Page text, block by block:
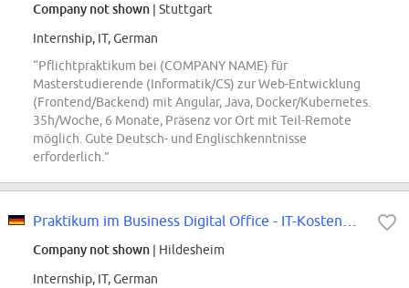
Company not shown | Stuttgart
Internship, IT, German
“Pflichtpraktikum bei (COMPANY NAME) für
Masterstudierende (Informatik/CS) zur Web-Entwicklung
(Frontend/Backend) mit Angular, Java, Docker/Kubernetes.
35h/Woche, 6 Monate, Präsenz vor Ort mit Teil-Remote
möglich. Gute Deutsch- und Englischkenntnisse
erforderlich.”
Company not shown | Hildesheim
Internship, IT, German